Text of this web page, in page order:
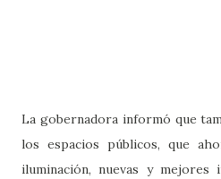
La gobernadora informó que
los espacios públicos, que
iluminación, nuevas y mejores